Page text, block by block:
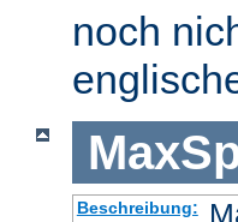
noch
Beschreibung: